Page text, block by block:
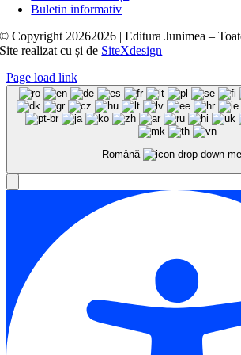
Buletin informativ
© Copyright 20262026 | Editura Junimea –
Site realizat cușide SiteXdesign
Page load link
Română